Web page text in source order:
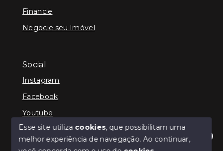
Financie
Negocie seu Imóvel
Social
Instagram
Facebook
Youtube
Olá! Estamos disponíveis para te ajudar.
Esse site utiliza cookies, que possibilitam uma
melhor experiência de navegação.Ao continuar,